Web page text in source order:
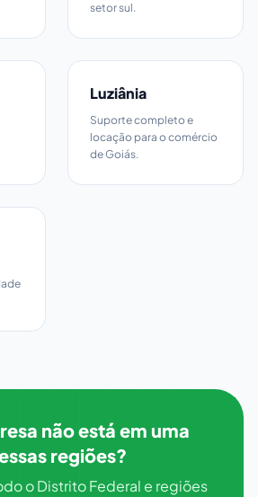
setor sul.
Luziânia
Suporte completo e
locação para o comércio
de Goiás.
não está em uma
regiões?
o Distrito Federal e regiões